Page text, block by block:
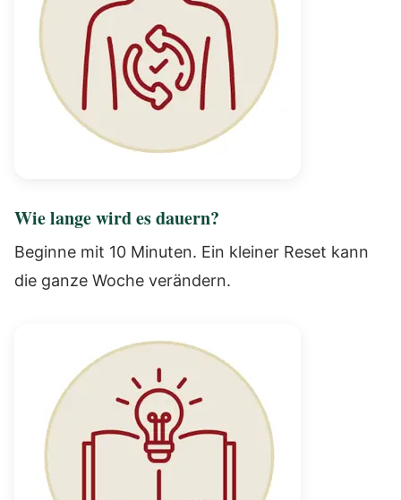
Wie lange wird es dauern?
Beginne mit 10 Minuten. Ein kleiner Reset kann
die ganze Woche verändern.